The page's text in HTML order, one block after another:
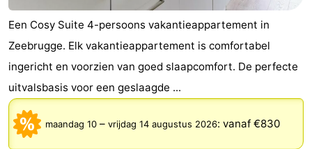
Een Cosy Suite 4-persoons vakantieappartement in
Zeebrugge. Elk vakantieappartement is comfortabel
ingericht en voorzien van goed slaapcomfort. De perfecte
uitvalsbasis voor een geslaagde ...
maandag 10 – vrijdag 14 augustus 2026: vanaf €830